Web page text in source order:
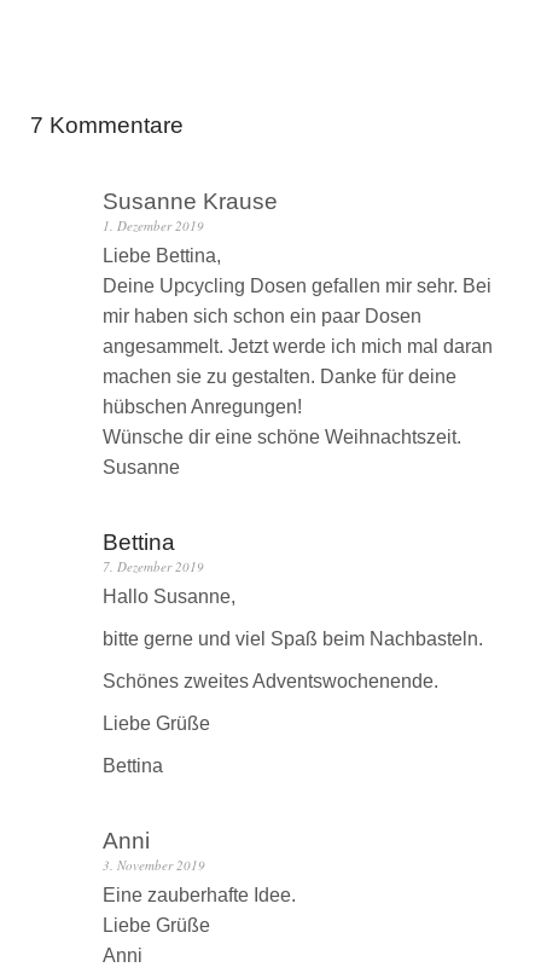
7 Kommentare
Susanne Krause
1. Dezember 2019
Liebe Bettina,
Deine Upcycling Dosen gefallen mir sehr. Bei
mir haben sich schon ein paar Dosen
angesammelt. Jetzt werde ich mich mal daran
machen sie zu gestalten. Danke für deine
hübschen Anregungen!
Wünsche dir eine schöne Weihnachtszeit.
Susanne
Bettina
7. Dezember 2019
Hallo Susanne,
bitte gerne und viel Spaß beim Nachbasteln.
Schönes zweites Adventswochenende.
Liebe Grüße
Bettina
Anni
3. November 2019
Eine zauberhafte Idee.
Liebe Grüße
Anni